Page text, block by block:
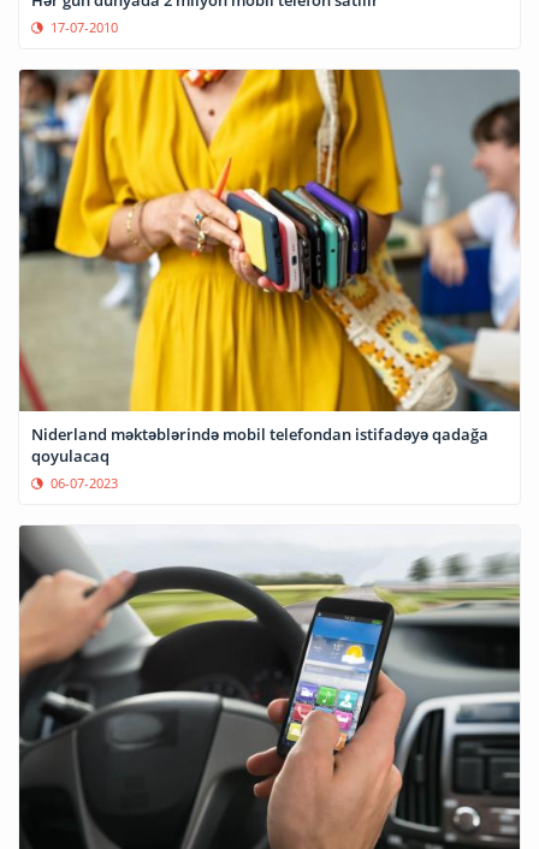
17-07-2010
Niderland məktəblərində mobil telefondan istifadəyə qadağa
qoyulacaq
06-07-2023